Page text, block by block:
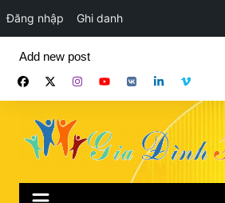
Đăng nhập Ghi danh
phần
Add new post